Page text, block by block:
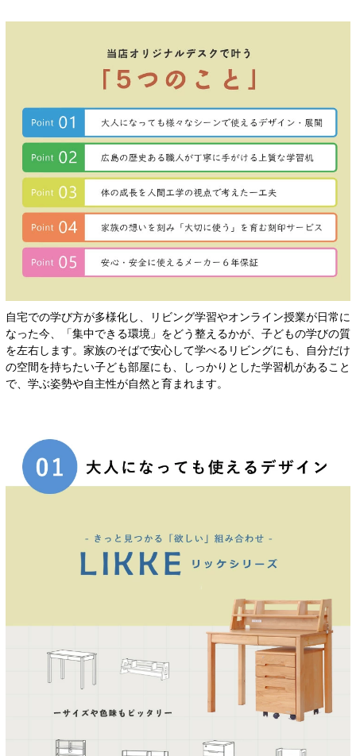
自宅での学び方が多様化し、リビング学習やオンライン授業が日常に
なった今、「集中できる環境」をどう整えるかが、子どもの学びの質
を左右します。家族のそばで安心して学べるリビングにも、自分だけ
の空間を持ちたい子ども部屋にも、しっかりとした学習机があること
で、学ぶ姿勢や自主性が自然と育まれます。